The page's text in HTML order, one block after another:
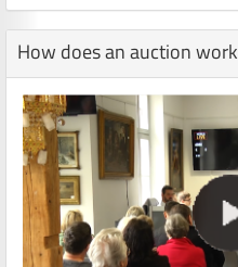
How does an auction work